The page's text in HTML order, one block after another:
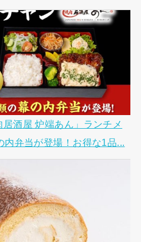
酒屋 炉端あん」ランチメ
内弁当が登場！お得な1品...